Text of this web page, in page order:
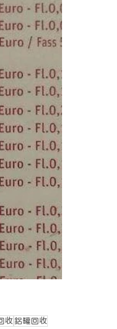
收 鋁罐回收